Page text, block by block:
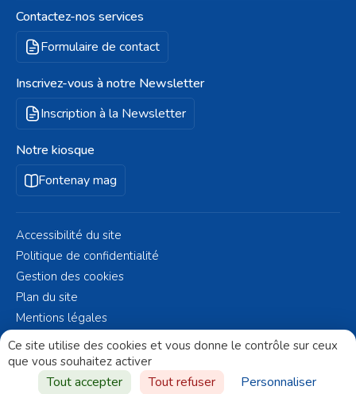
Contactez-nos services
Formulaire de contact
Inscrivez-vous à notre Newsletter
Inscription à la Newsletter
Notre kiosque
Fontenay mag
Mentions légales
Accessibilité du site
Politique de confidentialité
Gestion des cookies
Plan du site
© Fontenay-aux-Roses 2023 - Réalisé par Altelis
Aller vers
le haut
Ce site utilise des cookies et vous donne le contrôle sur ceux
que vous souhaitez activer
Tout accepter Tout refuser Personnaliser